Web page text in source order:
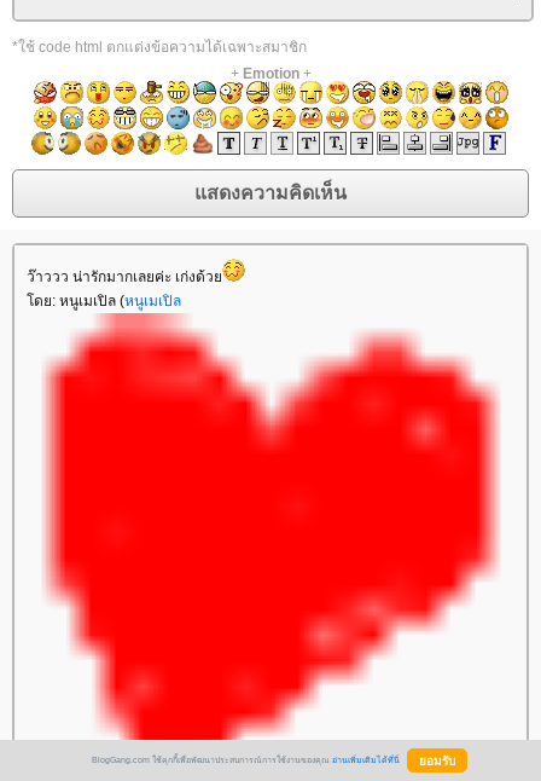
*ใช้ code html ตกแต่งข้อความได้เฉพาะสมาชิก
+ Emotion+
ว๊าววว น่ารักมากเลยค่ะ เก่งด้ว
ดย: หนูเมเปิล (หนูเมเปิล
BlogGang.com ใช้คุกกี้เพื่อพัฒนาประสบการณ์การใช้งานของคุณ อ่านเพิ่มเติมได้ที่นี่